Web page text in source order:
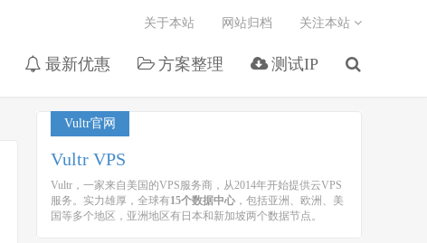
最新优惠 方案整理 测试IP
关于本站 网站归档 关注本站
Vultr官网
Vultr VPS
Vultr，一家来自美国的VPS服务商，从2014年开始提供云VPS
服务。实力雄厚，全球有15个数据中心 ，包括亚洲、欧洲、美
国等多个地区，亚洲地区有日本和新加坡两个数据节点。